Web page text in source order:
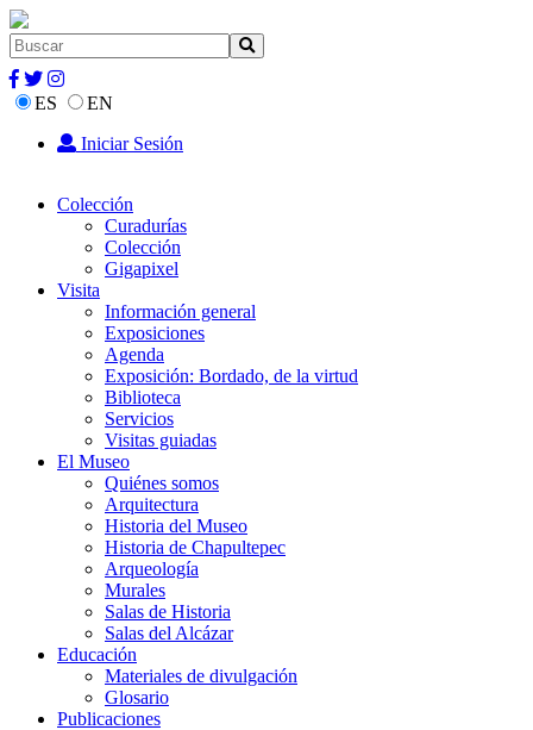
ES
EN
Iniciar Sesión
Colección
Curadurías
Colección
Gigapixel
Visita
Información general
Exposiciones
Agenda
Exposición: Bordado, de la virtud
Biblioteca
Servicios
Visitas guiadas
El Museo
Quiénes somos
Arquitectura
Historia del Museo
Historia de Chapultepec
Arqueología
Murales
Salas de Historia
Salas del Alcázar
Educación
Materiales de divulgación
Glosario
Publicaciones